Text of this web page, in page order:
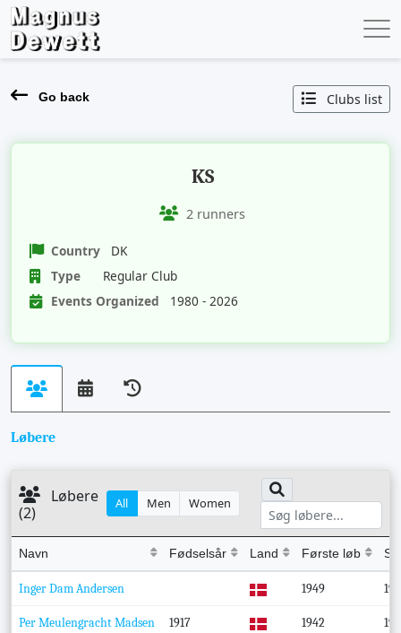
Go back Clubs list
KS
2 runners
Country
DK
Type
Regular Club
Events Organized
1980 - 2026
Løbere
Løbere
(2)
All Men Women
Navn Fødselsår Land Første løb
Inger Dam Andersen 1949
Per Meulengracht Madsen 1917 1942